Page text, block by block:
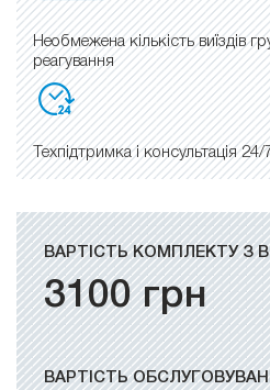
Необмежена кількість виїздів
реагування
Техпідтримка і консультація 24/
ВАРТІСТЬ КОМПЛЕКТУ З
3100грн
ВАРТІСТЬ